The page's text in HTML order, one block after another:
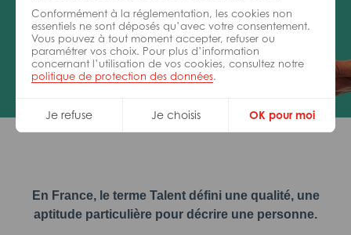
Conformément à la réglementation, les cookies non
essentiels ne sont déposés qu’avec votre consentement.
Vous pouvez à tout moment accepter, refuser ou
paramétrer vos choix. Pour plus d’information
concernant l’utilisation de vos cookies, consultez notre
politique de protection des données.
Je refuse Je choisis OK pour moi
En France, le terme Talent défini une qualité, une
aptitude particulière pour décrire une personne.